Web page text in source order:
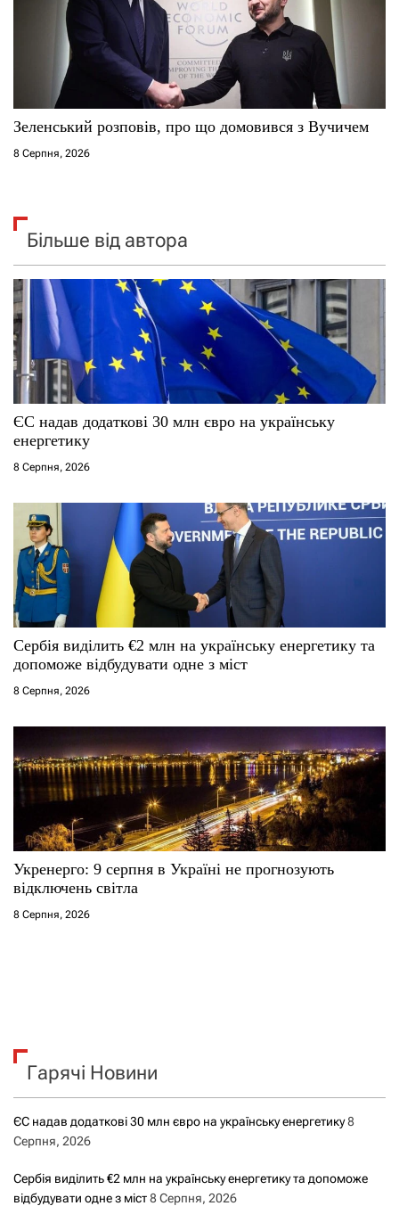
Зеленський розповів, про що домовився з Вучичем
8 Серпня, 2026
Більше від автора
ЄС надав додаткові 30 млн євро на українську
енергетику
8 Серпня, 2026
Сербія виділить €2 млн на українську енергетику та
допоможе відбудувати одне з міст
8 Серпня, 2026
Укренерго: 9 серпня в Україні не прогнозують
відключень світла
8 Серпня, 2026
Гарячі Новини
ЄС надав додаткові 30 млн євро на українську енергетику8
Серпня, 2026
Сербія виділить €2 млн на українську енергетику та допоможе
відбудувати одне з міст8 Серпня, 2026